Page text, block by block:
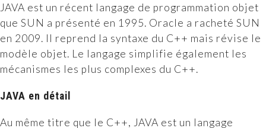
Notre BLOG
Contact
JAVA est un récent langage de programmation objet
que SUN a présenté en 1995. Oracle a racheté SUN
en 2009. Il reprend la syntaxe du C++ mais révise le
modèle objet. Le langage simplifie également les
mécanismes les plus complexes du C++.
JAVA en détail
Au même titre que le C++, JAVA est un langage